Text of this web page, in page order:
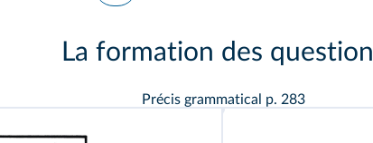
La formation des
Précis grammatical p. 283